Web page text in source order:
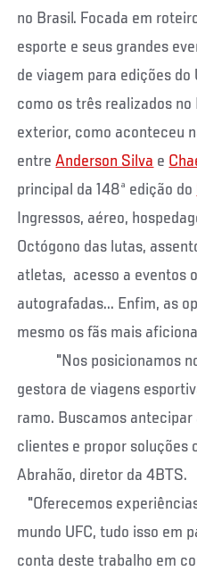
no Brasil. Focada em
esporte e seus grandes
de viagem para edições do
como os três realizados
exterior, como aconteceu
entreAnderson Silva e
principal da 148ª edição do
Ingressos, aéreo,
Octógono das lutas,
atletas, acesso a eventos
autografadas... Enfim, as
mesmo os fãs mais
"Nos posicionamos no
gestora de viagens
ramo. Buscamos
clientes e propor soluções
Abrahão, diretor da
"Oferecemos
mundo UFC, tudo isso em
conta deste trabalho em